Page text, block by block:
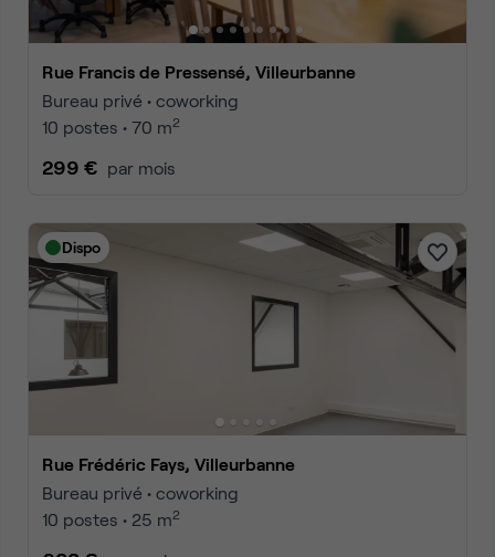
Rue Francis de Pressensé, Villeurbanne
Bureau privé • coworking
10 postes • 70 m2
299 € par mois
Dispo
Rue Frédéric Fays, Villeurbanne
Bureau privé • coworking
10 postes • 25 m2